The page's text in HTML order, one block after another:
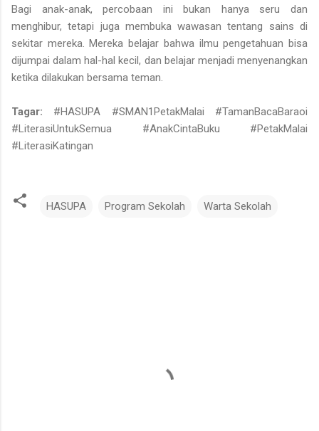
Bagi anak-anak, percobaan ini bukan hanya seru dan
menghibur, tetapi juga membuka wawasan tentang sains di
sekitar mereka. Mereka belajar bahwa ilmu pengetahuan bisa
dijumpai dalam hal-hal kecil, dan belajar menjadi menyenangkan
ketika dilakukan bersama teman.
Tagar: #HASUPA #SMAN1PetakMalai #TamanBacaBaraoi
#LiterasiUntukSemua #AnakCintaBuku #PetakMalai
#LiterasiKatingan
HASUPA Program Sekolah Warta Sekolah